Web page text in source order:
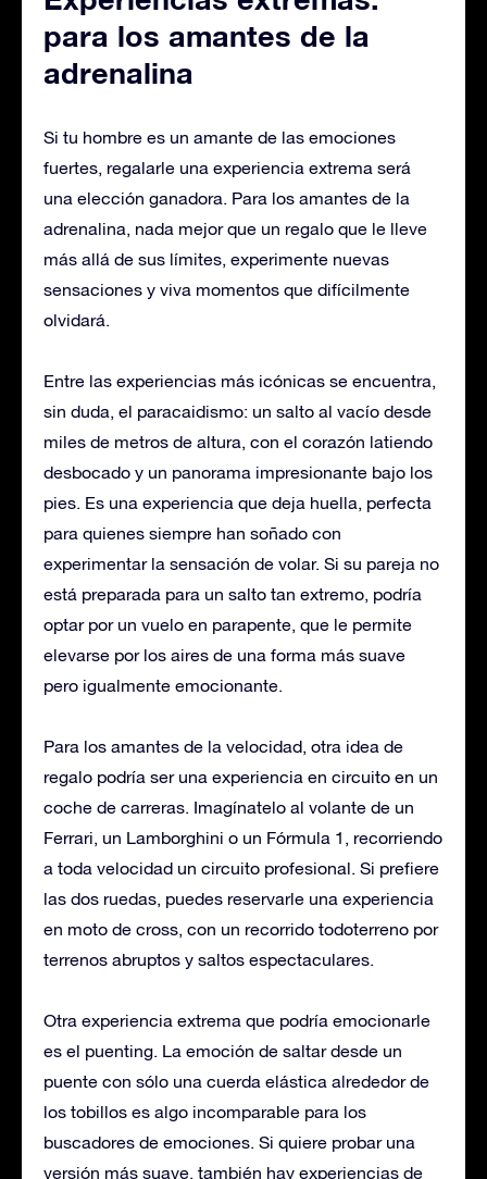
para los amantes de la
adrenalina
Si tu hombre es un amante de las emociones
fuertes, regalarle una experiencia extrema será
una elección ganadora. Para los amantes de la
adrenalina, nada mejor que un regalo que le lleve
más allá de sus límites, experimente nuevas
sensaciones y viva momentos que difícilmente
olvidará.
Entre las experiencias más icónicas se encuentra,
sin duda, el paracaidismo: un salto al vacío desde
miles de metros de altura, con el corazón latiendo
desbocado y un panorama impresionante bajo los
pies. Es una experiencia que deja huella, perfecta
para quienes siempre han soñado con
experimentar la sensación de volar. Si su pareja no
está preparada para un salto tan extremo, podría
optar por un vuelo en parapente, que le permite
elevarse por los aires de una forma más suave
pero igualmente emocionante.
Para los amantes de la velocidad, otra idea de
regalo podría ser una experiencia en circuito en un
coche de carreras. Imagínatelo al volante de un
Ferrari, un Lamborghini o un Fórmula 1, recorriendo
a toda velocidad un circuito profesional. Si prefiere
las dos ruedas, puedes reservarle una experiencia
en moto de cross, con un recorrido todoterreno por
terrenos abruptos y saltos espectaculares.
Otra experiencia extrema que podría emocionarle
es el puenting. La emoción de saltar desde un
puente con sólo una cuerda elástica alrededor de
los tobillos es algo incomparable para los
buscadores de emociones. Si quiere probar una
versión más suave, también hay experiencias de